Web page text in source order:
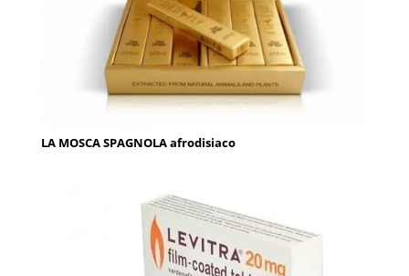
LA MOSCA SPAGNOLA afrodisiaco